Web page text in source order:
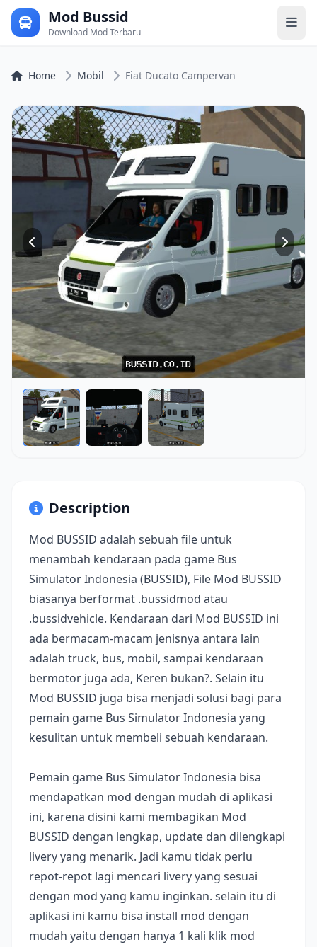
Mod Bussid
Download Mod Terbaru
Home Mobil Fiat Ducato Campervan
Description
Mod BUSSID adalah sebuah file untuk
menambah kendaraan pada game Bus
Simulator Indonesia (BUSSID), File Mod BUSSID
biasanya berformat .bussidmod atau
.bussidvehicle. Kendaraan dari Mod BUSSID ini
ada bermacam-macam jenisnya antara lain
adalah truck, bus, mobil, sampai kendaraan
bermotor juga ada, Keren bukan?. Selain itu
Mod BUSSID juga bisa menjadi solusi bagi para
pemain game Bus Simulator Indonesia yang
kesulitan untuk membeli sebuah kendaraan.
Pemain game Bus Simulator Indonesia bisa
mendapatkan mod dengan mudah di aplikasi
ini, karena disini kami membagikan Mod
BUSSID dengan lengkap, update dan dilengkapi
livery yang menarik. Jadi kamu tidak perlu
repot-repot lagi mencari livery yang sesuai
dengan mod yang kamu inginkan. selain itu di
aplikasi ini kamu bisa install mod dengan
mudah yaitu dengan hanya 1 kali klik mod